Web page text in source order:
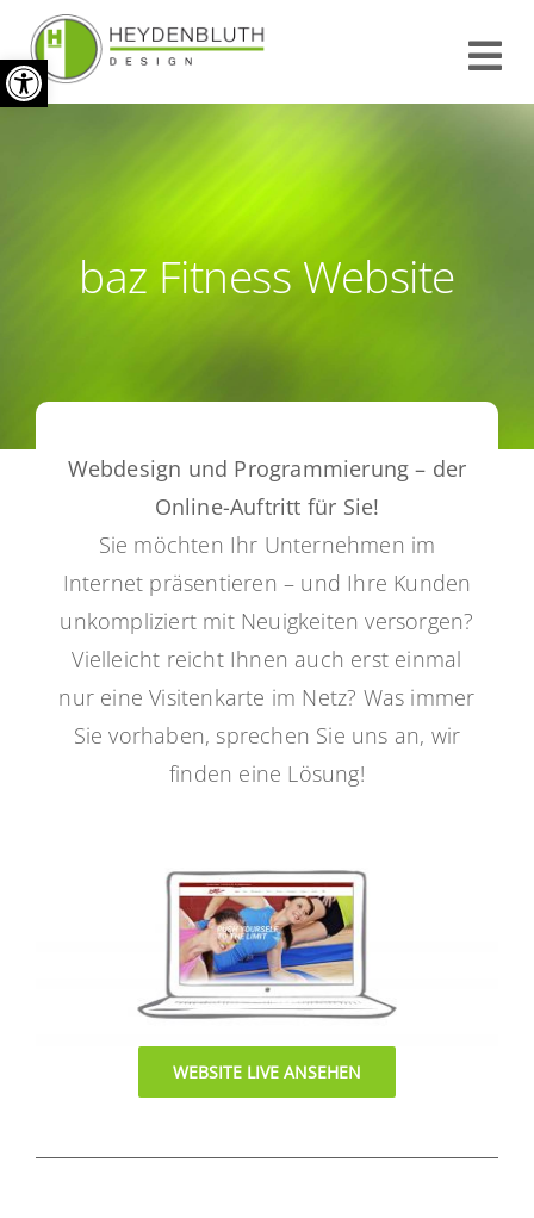
Werkzeugleiste öffnen
Zum
Inhalt
springen
REFERENZEN
baz Fitness Website
Webdesign und Programmierung – der
Online-Auftritt für Sie!
Sie möchten Ihr Unternehmen im
Internet präsentieren – und Ihre Kunden
unkompliziert mit Neuigkeiten versorgen?
Vielleicht reicht Ihnen auch erst einmal
nur eine Visitenkarte im Netz? Was immer
Sie vorhaben, sprechen Sie uns an, wir
finden eine Lösung!
WEBSITE LIVE ANSEHEN